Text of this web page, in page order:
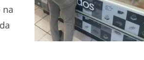
na